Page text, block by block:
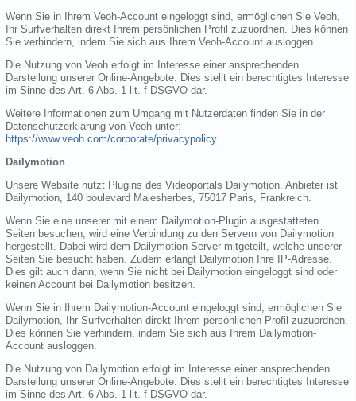
Wenn Sie in Ihrem Veoh-Account eingeloggt sind, ermöglichen Sie Veoh,
Ihr Surfverhalten direkt Ihrem persönlichen Profil zuzuordnen. Dies können
Sie verhindern, indem Sie sich aus Ihrem Veoh-Account ausloggen.
Die Nutzung von Veoh erfolgt im Interesse einer ansprechenden
Darstellung unserer Online-Angebote. Dies stellt ein berechtigtes Interesse
im Sinne des Art. 6 Abs. 1 lit. f DSGVO dar.
Weitere Informationen zum Umgang mit Nutzerdaten finden Sie in der
Datenschutzerklärung von Veoh unter:
https://www.veoh.com/corporate/privacypolicy.
Dailymotion
Unsere Website nutzt Plugins des Videoportals Dailymotion. Anbieter ist
Dailymotion, 140 boulevard Malesherbes, 75017 Paris, Frankreich.
Wenn Sie eine unserer mit einem Dailymotion-Plugin ausgestatteten
Seiten besuchen, wird eine Verbindung zu den Servern von Dailymotion
hergestellt. Dabei wird dem Dailymotion-Server mitgeteilt, welche unserer
Seiten Sie besucht haben. Zudem erlangt Dailymotion Ihre IP-Adresse.
Dies gilt auch dann, wenn Sie nicht bei Dailymotion eingeloggt sind oder
keinen Account bei Dailymotion besitzen.
Wenn Sie in Ihrem Dailymotion-Account eingeloggt sind, ermöglichen Sie
Dailymotion, Ihr Surfverhalten direkt Ihrem persönlichen Profil zuzuordnen.
Dies können Sie verhindern, indem Sie sich aus Ihrem Dailymotion-
Account ausloggen.
Die Nutzung von Dailymotion erfolgt im Interesse einer ansprechenden
Darstellung unserer Online-Angebote. Dies stellt ein berechtigtes Interesse
im Sinne des Art. 6 Abs. 1 lit. f DSGVO dar.